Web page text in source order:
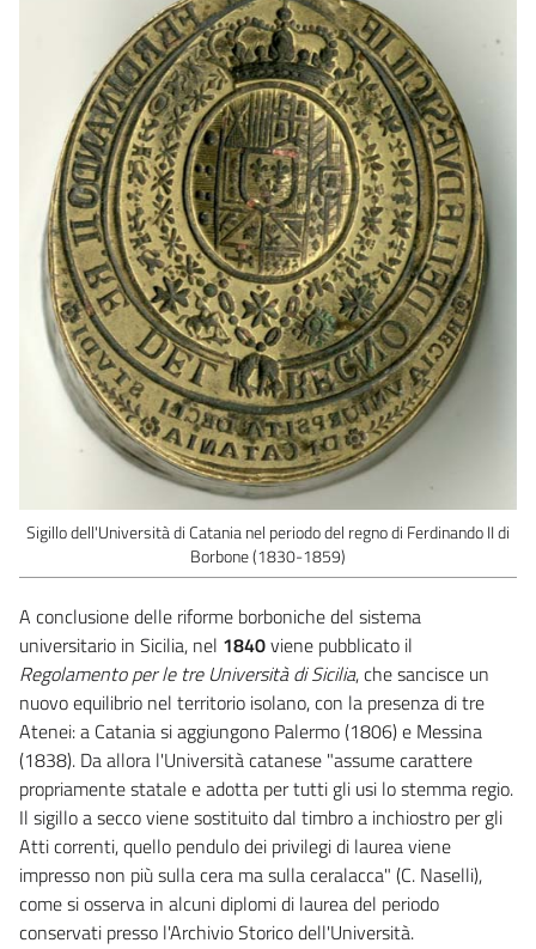
Sigillo dell'Università di Catania nel periodo del regno di Ferdinando II di
Borbone (1830-1859)
A conclusione delle riforme borboniche del sistema
universitario in Sicilia, nel 1840viene pubblicato il
Regolamento per le tre Università di Sicilia, che sancisce un
nuovo equilibrio nel territorio isolano, con la presenza di tre
Atenei: a Catania si aggiungono Palermo (1806) e Messina
(1838). Da allora l'Università catanese "assume carattere
propriamente statale e adotta per tutti gli usi lo stemma regio.
Il sigillo a secco viene sostituito dal timbro a inchiostro per gli
Atti correnti, quello pendulo dei privilegi di laurea viene
impresso non più sulla cera ma sulla ceralacca" (C. Naselli),
come si osserva in alcuni diplomi di laurea del periodo
conservati presso l'Archivio Storico dell'Università.